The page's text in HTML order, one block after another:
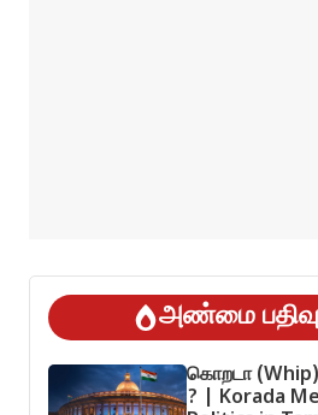
அண்மை
கொறடா
? | Korada